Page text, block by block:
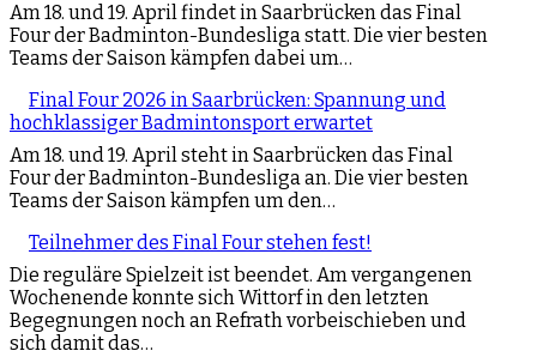
Am 18. und 19. April findet in Saarbrücken das Final
Four der Badminton-Bundesliga statt. Die vier besten
Teams der Saison kämpfen dabei um…
Final Four 2026 in Saarbrücken: Spannung und
hochklassiger Badmintonsport erwartet
Am 18. und 19. April steht in Saarbrücken das Final
Four der Badminton-Bundesliga an. Die vier besten
Teams der Saison kämpfen um den…
Teilnehmer des Final Four stehen fest!
Die reguläre Spielzeit ist beendet. Am vergangenen
Wochenende konnte sich Wittorf in den letzten
Begegnungen noch an Refrath vorbeischieben und
sich damit das…